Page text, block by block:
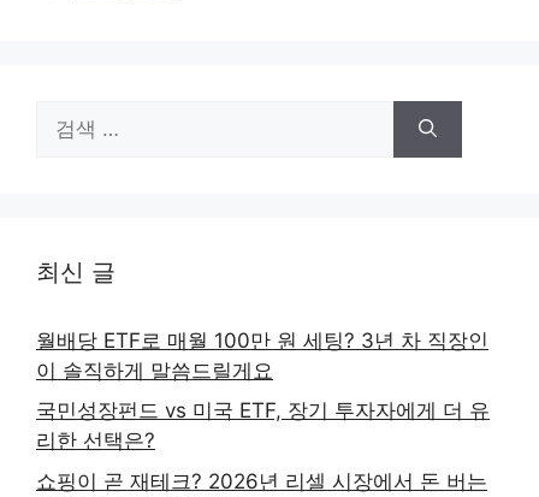
색:
최신 글
월배당 ETF로 매월 100만 원 세팅? 3년 차 직장인
이 솔직하게 말씀드릴게요
국민성장펀드 vs 미국 ETF, 장기 투자자에게 더 유
리한 선택은?
쇼핑이 곧 재테크? 2026년 리셀 시장에서 돈 버는